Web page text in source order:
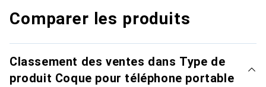
Comparer les produits
Classement des ventes dans Type de
produit Coque pour téléphone portable